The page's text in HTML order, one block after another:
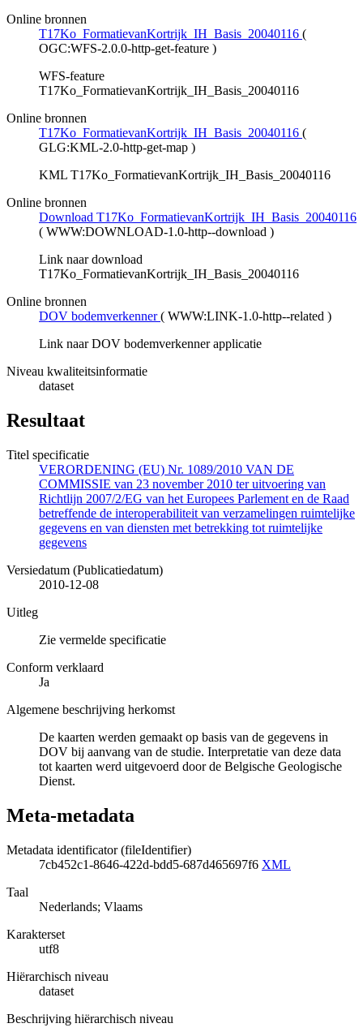
Online bronnen
T17Ko_FormatievanKortrijk_IH_Basis_20040116 (
OGC:WFS-2.0.0-http-get-feature )
WFS-feature
T17Ko_FormatievanKortrijk_IH_Basis_20040116
Online bronnen
T17Ko_FormatievanKortrijk_IH_Basis_20040116 (
GLG:KML-2.0-http-get-map )
KML T17Ko_FormatievanKortrijk_IH_Basis_20040116
Online bronnen
Download T17Ko_FormatievanKortrijk_IH_Basis_20040116
( WWW:DOWNLOAD-1.0-http--download )
Link naar download
T17Ko_FormatievanKortrijk_IH_Basis_20040116
Online bronnen
DOV bodemverkenner ( WWW:LINK-1.0-http--related )
Link naar DOV bodemverkenner applicatie
Niveau kwaliteitsinformatie
dataset
Resultaat
Titel specificatie
VERORDENING (EU) Nr. 1089/2010 VAN DE
COMMISSIE van 23 november 2010 ter uitvoering van
Richtlijn 2007/2/EG van het Europees Parlement en de Raad
betreffende de interoperabiliteit van verzamelingen ruimtelijke
gegevens en van diensten met betrekking tot ruimtelijke
gegevens
Versiedatum (Publicatiedatum)
2010-12-08
Uitleg
Zie vermelde specificatie
Conform verklaard
Ja
Algemene beschrijving herkomst
De kaarten werden gemaakt op basis van de gegevens in
DOV bij aanvang van de studie. Interpretatie van deze data
tot kaarten werd uitgevoerd door de Belgische Geologische
Dienst.
Meta-metadata
Metadata identificator (fileIdentifier)
7cb452c1-8646-422d-bdd5-687d465697f6 XML
Taal
Nederlands; Vlaams
Karakterset
utf8
Hiërarchisch niveau
dataset
Beschrijving hiërarchisch niveau